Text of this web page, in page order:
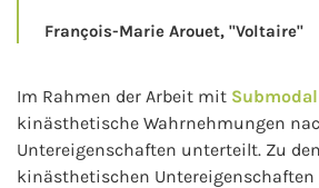
François-Marie Arouet, "Voltaire"
Im Rahmen der Arbeit mit
kinästhetische Wahrnehmungen
Untereigenschaften unterteilt. Zu
kinästhetischen Untereigenschaften